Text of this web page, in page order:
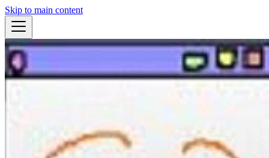
Skip to main content